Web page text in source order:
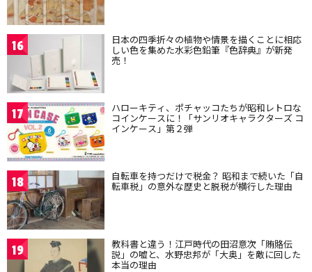
16 日本の四季折々の植物や情景を描くことに相応
しい色を集めた水彩色鉛筆『色辞典』が新発
売！
17 ハローキティ、ポチャッコたちが昭和レトロな
コインケースに！「サンリオキャラクターズ コ
インケース」第２弾
18 自転車を持つだけで税金？ 昭和まで続いた「自
転車税」の意外な歴史と脱税が横行した理由
19 教科書と違う！江戸時代の田沼意次「賄賂伝
説」の嘘と、水野忠邦が「大奥」を敵に回した
本当の理由